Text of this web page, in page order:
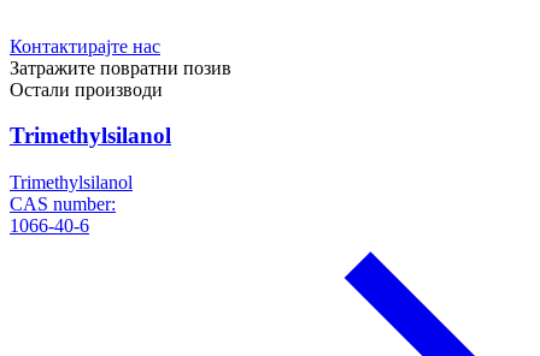
Контактирајте нас
Затражите повратни позив
Остали производи
Trimethylsilanol
Trimethylsilanol
CAS number:
1066-40-6